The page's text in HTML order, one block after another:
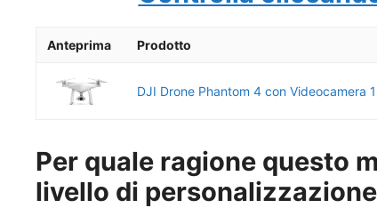
Anteprima Prodotto
DJI Drone Phantom 4 con Videocamera
Per quale ragione questo
livello di